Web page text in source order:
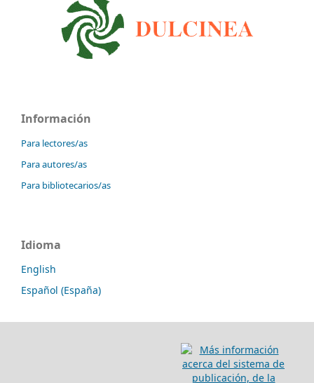
Información
Para lectores/as
Para autores/as
Para bibliotecarios/as
Idioma
English
Español (España)